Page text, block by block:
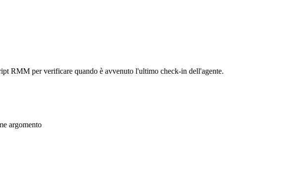
RMM per verificare quando è avvenuto l'ultimo check-in dell'agente.
argomento